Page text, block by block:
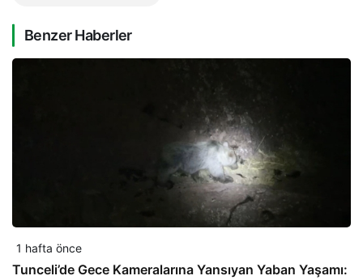
Benzer Haberler
1 hafta önce
Tunceli’de Gece Kameralarına Yansıyan Yaban Yaşamı: